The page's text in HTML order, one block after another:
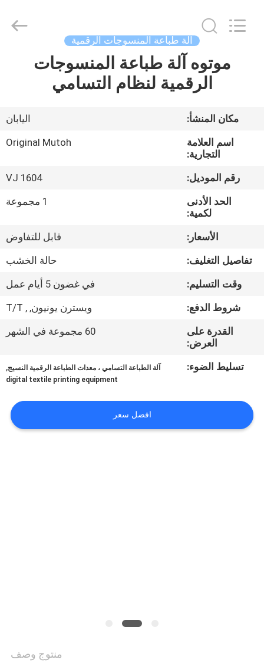
منزل
أشرطة
جولة
المعمل
ضبط
بنا
Supplier
آلة طباعة المنسوجات الرقمية
موتوه آلة طباعة المنسوجات
الرقمية لنظام التسامي
مكان المنشأ:
اليابان
اسم العلامة
التجارية:
Original Mutoh
رقم الموديل:
VJ 1604
الحد الأدنى
لكمية:
1 مجموعة
الأسعار:
قابل للتفاوض
تفاصيل التغليف:
حالة الخشب
وقت التسليم:
في غضون 5 أيام عمل
شروط الدفع:
ويسترن يونيون, , T/T
القدرة على
العرض:
60 مجموعة في الشهر
تسليط الضوء: آلة الطباعة التسامي ، معدات الطباعة الرقمية النسيج,
digital textile printing equipment
افضل سعر
منتوج وصف